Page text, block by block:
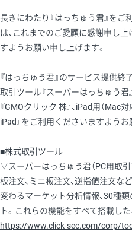
長きにわたり『はっちゅう君』を
は、これまでのご愛顧に感謝申し上
すようお願い申し上げます。
『はっちゅう君』のサービス提供終
取引ツール『スーパーはっちゅう君
『GMOクリック 株』、iPad用（Mac
iPad』をご利用くださいますようお
■株式取引ツール
▽スーパーはっちゅう君（PC用取引
板注文、ミニ板注文、逆指値注文な
変わるマーケット分析情報、30種
ト。これらの機能をすべて搭載し
https://www.click-sec.com/corp/